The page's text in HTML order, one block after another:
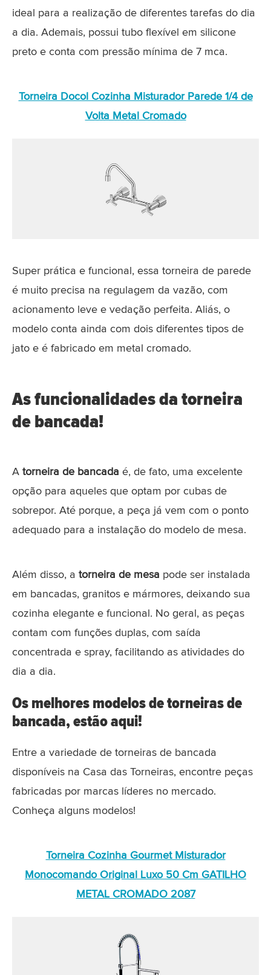
ideal para a realização de diferentes tarefas do dia
a dia. Ademais, possui tubo flexível em silicone
preto e conta com pressão mínima de 7 mca.
Torneira Docol Cozinha Misturador Parede 1/4 de
Volta Metal Cromado
Super prática e funcional, essa torneira de parede
é muito precisa na regulagem da vazão, com
acionamento leve e vedação perfeita. Aliás, o
modelo conta ainda com dois diferentes tipos de
jato e é fabricado em metal cromado.
As funcionalidades da torneira
de bancada!
A torneira de bancada é, de fato, uma excelente
opção para aqueles que optam por cubas de
sobrepor. Até porque, a peça já vem com o ponto
adequado para a instalação do modelo de mesa.
Além disso, a torneira de mesa pode ser instalada
em bancadas, granitos e mármores, deixando sua
cozinha elegante e funcional. No geral, as peças
contam com funções duplas, com saída
concentrada e spray, facilitando as atividades do
dia a dia.
Os melhores modelos de torneiras de
bancada, estão aqui!
Entre a variedade de torneiras de bancada
disponíveis na Casa das Torneiras, encontre peças
fabricadas por marcas líderes no mercado.
Conheça alguns modelos!
Torneira Cozinha Gourmet Misturador
Monocomando Original Luxo 50 Cm GATILHO
METAL CROMADO 2087